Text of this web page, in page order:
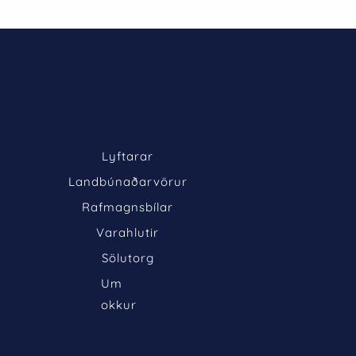
Lyftarar
Landbúnaðarvörur
Rafmagnsbílar
Varahlutir
Sölutorg
Um
okkur